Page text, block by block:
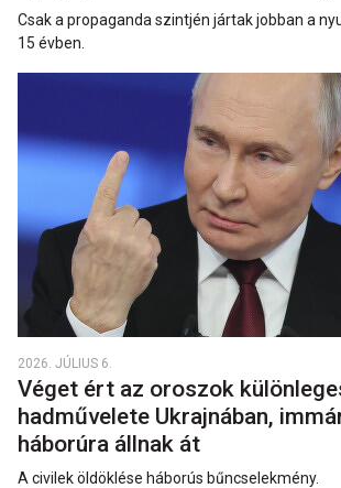
Csak a propaganda szintjén jártak jobban a
15 évben.
2026. JÚLIUS 6.
Véget ért az oroszok
hadművelete Ukrajnában,
háborúra állnak át
A civilek öldöklése háborús bűncselekmény.